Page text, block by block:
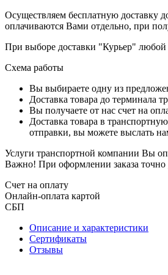
Осуществляем бесплатную доставку
оплачиваются Вами отдельно, при
При выборе доставки "Курьер" любой
Схема работы
Вы выбираете одну из
Доставка товара до терминала
Вы получаете от нас счет на
Доставка товара в
отправки, вы можете выслать
Услуги транспортной компании Вы
Важно! При оформлении заказа точно
Счет на оплату
Онлайн-оплата картой
СБП
Описание и характеристики
Сертификаты
Отзывы